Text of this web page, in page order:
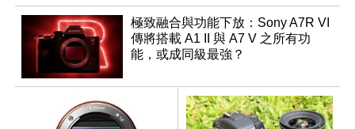
極致融合與功能下放：Sony A7R VI
傳將搭載 A1 II 與 A7 V 之所有功
能，或成同級最強？